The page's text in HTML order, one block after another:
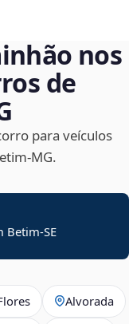
nos
de
para veículos
Betim-SE
Alvorada